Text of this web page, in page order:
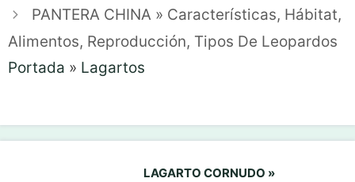
PANTERA CHINA » Características, Hábitat,
Alimentos, Reproducción, Tipos De Leopardos
Portada » Lagartos
LAGARTO CORNUDO »